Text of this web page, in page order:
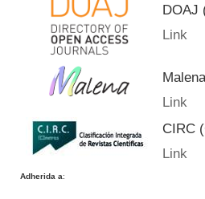
DOAJ
Link
Malena
Link
CIRC
Link
Adherida a: